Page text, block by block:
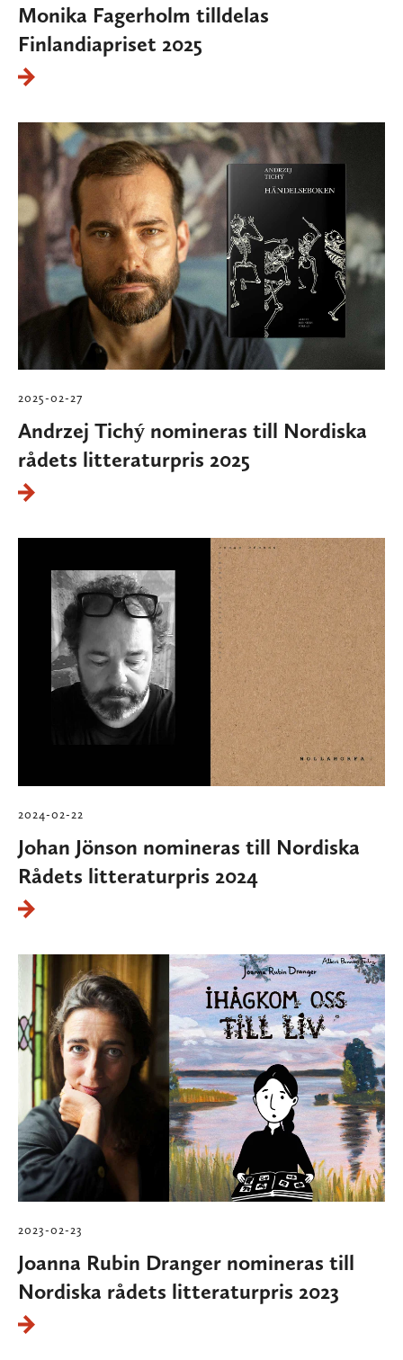
Monika Fagerholm tilldelas
Finlandiapriset 2025
2025-02-27
Andrzej Tichý nomineras till Nordiska
rådets litteraturpris 2025
2024-02-22
Johan Jönson nomineras till Nordiska
Rådets litteraturpris 2024
2023-02-23
Joanna Rubin Dranger nomineras till
Nordiska rådets litteraturpris 2023